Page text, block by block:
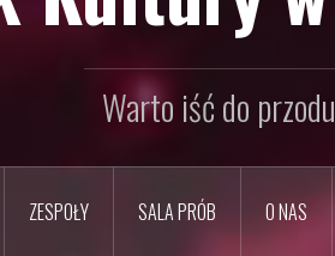
Warto iść do przodu
ZESPOŁY SALA PRÓB O NAS